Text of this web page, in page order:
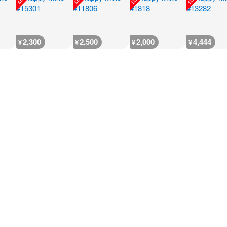
¥2,300 ¥2,500 ¥2,000 ¥4,444